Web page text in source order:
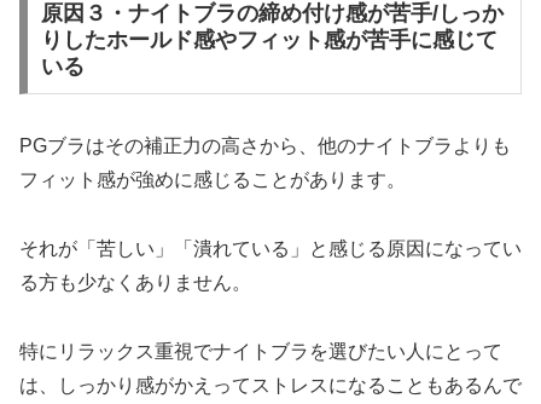
原因３・ナイトブラの締め付け感が苦手/しっか
りしたホールド感やフィット感が苦手に感じて
いる
PGブラはその補正力の高さから、他のナイトブラよりも
フィット感が強めに感じることがあります。
それが「苦しい」「潰れている」と感じる原因になってい
る方も少なくありません。
特にリラックス重視でナイトブラを選びたい人にとって
は、しっかり感がかえってストレスになることもあるんで